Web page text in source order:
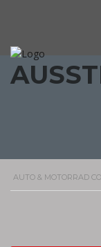
AUTO & MOTORRAD